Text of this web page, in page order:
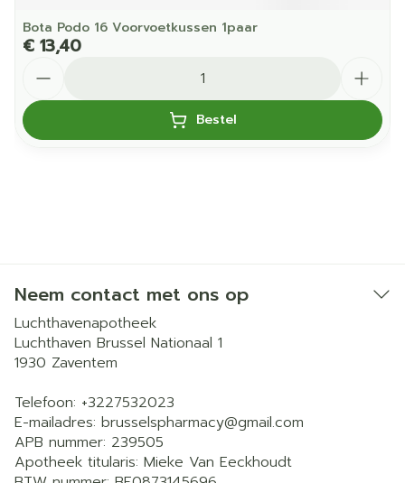
Bota Podo 16 Voorvoetkussen 1paar
€ 13,40
Bestel
Neem contact met ons op
Luchthavenapotheek
Luchthaven Brussel Nationaal 1
1930 Zaventem
Telefoon: +3227532023
E-mailadres: brusselspharmacy@gmail.com
APB nummer: 239505
Apotheek titularis: Mieke Van Eeckhoudt